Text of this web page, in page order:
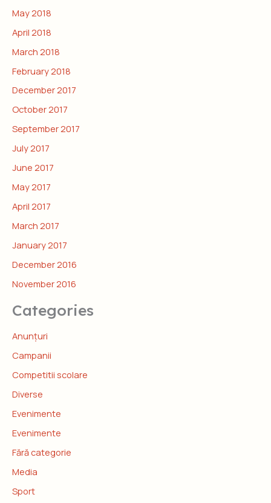
May 2018
April 2018
March 2018
February 2018
December 2017
October 2017
September 2017
July 2017
June 2017
May 2017
April 2017
March 2017
January 2017
December 2016
November 2016
Categories
Anunțuri
Campanii
Competitii scolare
Diverse
Evenimente
Evenimente
Fără categorie
Media
Sport